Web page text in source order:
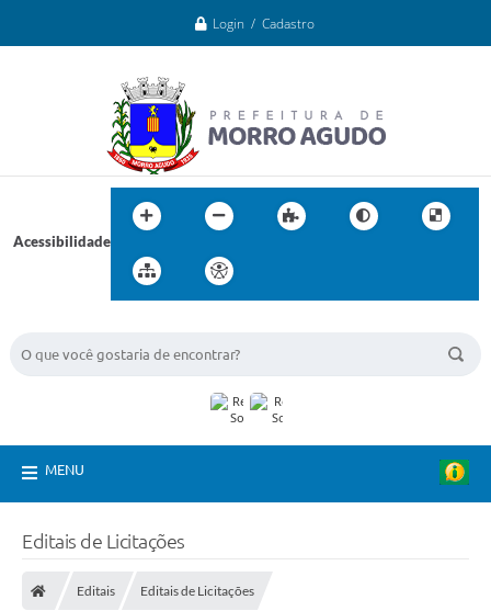
Login / Cadastro
Acessibilidade
MENU
Editais de Licitações
Editais Editais de Licitações